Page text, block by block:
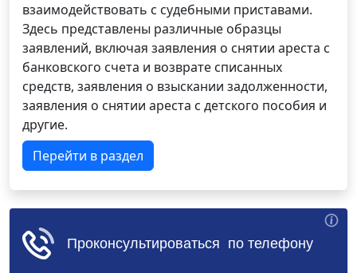
взаимодействовать с судебными приставами.
Здесь представлены различные образцы
заявлений, включая заявления о снятии ареста с
банковского счета и возврате списанных
средств, заявления о взыскании задолженности,
заявления о снятии ареста с детского пособия и
другие.
Перейти в раздел